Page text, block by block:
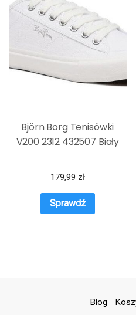
Björn Borg Tenisówki
V200 2312 432507 Biały
179,99 zł
Sprawdź
Blog